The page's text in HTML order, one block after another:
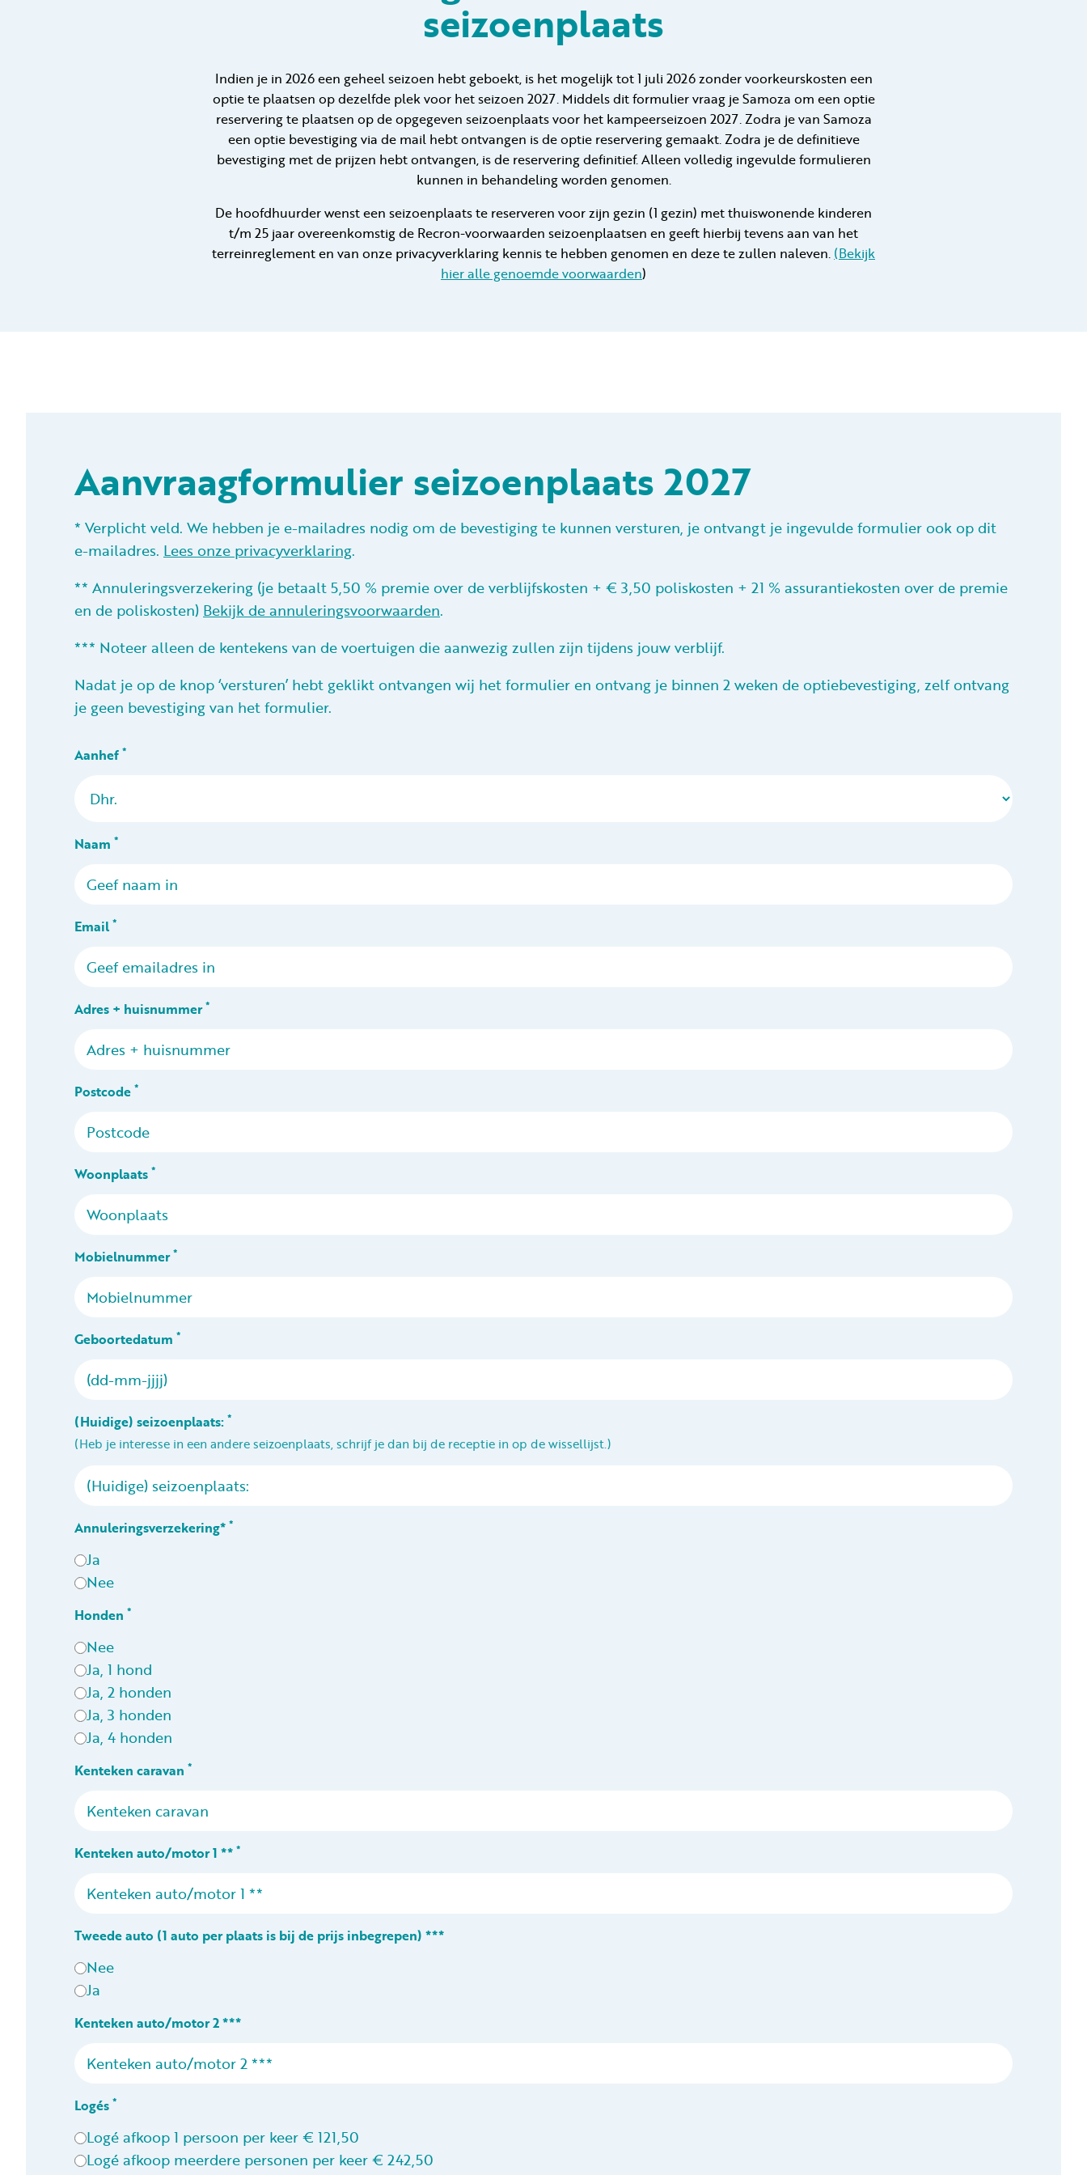
seizoenplaats
Indien je in 2026 een geheel seizoen hebt geboekt, is het mogelijk tot 1 juli 2026 zonder voorkeurskosten een
optie te plaatsen op dezelfde plek voor het seizoen 2027. Middels dit formulier vraag je Samoza om een optie
reservering te plaatsen op de opgegeven seizoenplaats voor het kampeerseizoen 2027. Zodra je van Samoza
een optie bevestiging via de mail hebt ontvangen is de optie reservering gemaakt. Zodra je de definitieve
bevestiging met de prijzen hebt ontvangen, is de reservering definitief. Alleen volledig ingevulde formulieren
kunnen in behandeling worden genomen.
De hoofdhuurder wenst een seizoenplaats te reserveren voor zijn gezin (1 gezin) met thuiswonende kinderen
t/m 25 jaar overeenkomstig de Recron-voorwaarden seizoenplaatsen en geeft hierbij tevens aan van het
terreinreglement en van onze privacyverklaring kennis te hebben genomen en deze te zullen naleven. (Bekijk
hier alle genoemde voorwaarden)
Aanvraagformulier seizoenplaats 2027
* Verplicht veld. We hebben je e-mailadres nodig om de bevestiging te kunnen versturen, je ontvangt je ingevulde formulier ook op dit
e-mailadres. Lees onze privacyverklaring.
** Annuleringsverzekering (je betaalt 5,50 % premie over de verblijfskosten + € 3,50 poliskosten + 21 % assurantiekosten over de premie
en de poliskosten) Bekijk de annuleringsvoorwaarden.
*** Noteer alleen de kentekens van de voertuigen die aanwezig zullen zijn tijdens jouw verblijf.
Nadat je op de knop ‘versturen’ hebt geklikt ontvangen wij het formulier en ontvang je binnen 2 weken de optiebevestiging, zelf ontvang
je geen bevestiging van het formulier.
Aanhef *
Naam *
Email *
Adres + huisnummer*
Postcode *
Woonplaats *
Mobielnummer*
Geboortedatum *
(Huidige) seizoenplaats: *
(Heb je interesse in een andere seizoenplaats, schrijf je dan bij de receptie in op de wissellijst.)
Annuleringsverzekering* *
Ja
Nee
Honden *
Nee
Ja, 1 hond
Ja, 2 honden
Ja, 3 honden
Ja, 4 honden
Kenteken caravan *
Kenteken auto/motor 1 ** *
Tweede auto (1 auto per plaats is bij de prijs inbegrepen) ***
Nee
Ja
Kenteken auto/motor 2 ***
Logés *
Logé afkoop 1 persoon per keer € 121,50
Logé afkoop meerdere personen per keer € 242,50